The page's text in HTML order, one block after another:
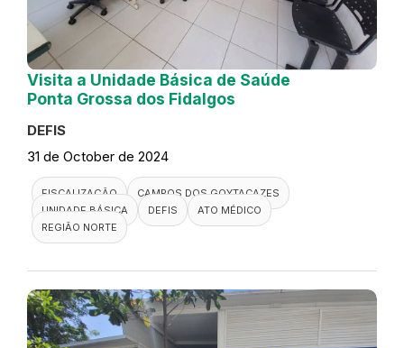
Visita a Unidade Básica de Saúde
Ponta Grossa dos Fidalgos
DEFIS
31 de October de 2024
FISCALIZAÇÃO
CAMPOS DOS GOYTACAZES
UNIDADE BÁSICA
DEFIS
ATO MÉDICO
REGIÃO NORTE